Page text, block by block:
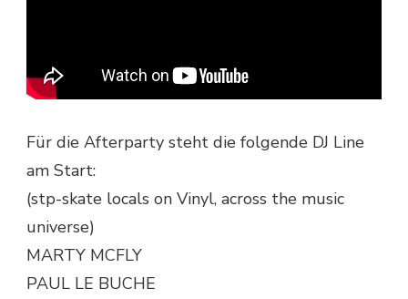
Für die Afterparty steht die folgende DJ Line
am Start:
(stp-skate locals on Vinyl, across the music
universe)
MARTY MCFLY
PAUL LE BUCHE